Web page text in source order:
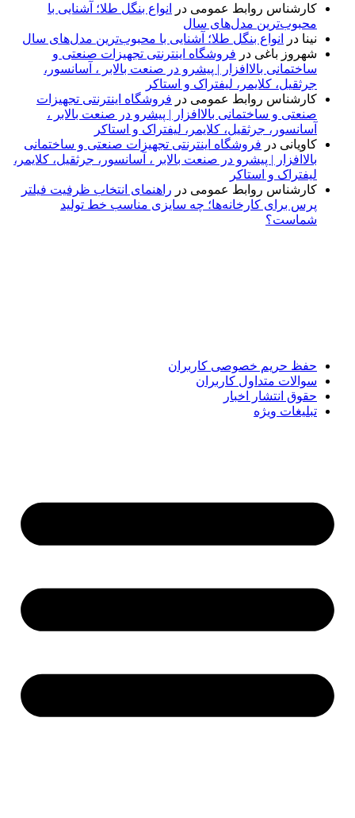
کارشناس روابط عمومی در
انواع بنگل طلا؛ آشنایی با
محبوب‌ترین مدل‌های سال
نینا در
انواع بنگل طلا؛ آشنایی با محبوب‌ترین مدل‌های سال
شهروز باغی در فروشگاه اینترنتی تجهیزات صنعتی و
ساختمانی بالاافزار | پیشرو در صنعت بالابر ، آسانسور،
جرثقیل، کلایمر، لیفتراک و استاکر
کارشناس روابط عمومی در فروشگاه اینترنتی تجهیزات
صنعتی و ساختمانی بالاافزار | پیشرو در صنعت بالابر ،
آسانسور، جرثقیل، کلایمر، لیفتراک و استاکر
کاویانی در فروشگاه اینترنتی تجهیزات صنعتی و ساختمانی
بالاافزار | پیشرو در صنعت بالابر ، آسانسور، جرثقیل، کلایمر،
لیفتراک و استاکر
کارشناس روابط عمومی در راهنمای انتخاب ظرفیت فیلتر
پرس برای کارخانه‌ها؛ چه سایزی مناسب خط تولید
شماست؟
حفظ حریم خصوصی کاربران
سوالات متداول کاربران
حقوق انتشار اخبار
تبلیغات ویژه